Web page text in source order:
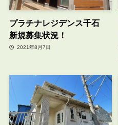
プラチナレジデンス千石
新規募集状況！
2021年8月7日